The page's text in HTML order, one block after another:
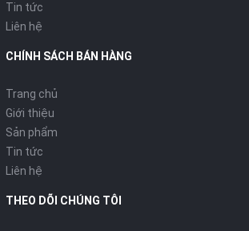
Tin tức
Liên hệ
CHÍNH SÁCH BÁN HÀNG
Trang chủ
Giới thiệu
Sản phẩm
Tin tức
Liên hệ
THEO DÕI CHÚNG TÔI